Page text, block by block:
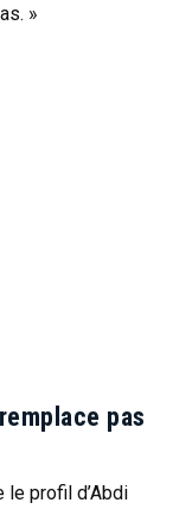
»
pas
le profil d’Abdi